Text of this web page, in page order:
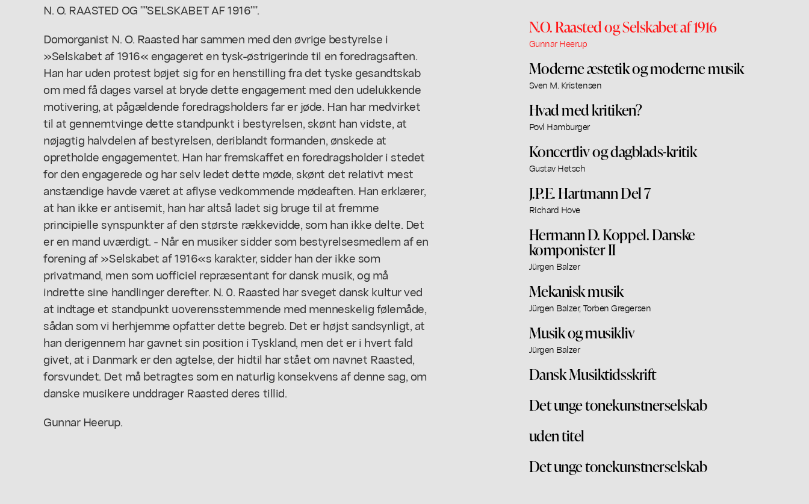
N. O. RAASTED OG ""SELSKABET AF 1916"".
Domorganist N. O. Raasted har sammen med den øvrige bestyrelse i
»Selskabet af 1916« engageret en tysk-østrigerinde til en foredragsaften.
Han har uden protest bøjet sig for en henstilling fra det tyske gesandtskab
om med få dages varsel at bryde dette engagement med den udelukkende
motivering, at pågældende foredragsholders far er jøde. Han har medvirket
til at gennemtvinge dette standpunkt i bestyrelsen, skønt han vidste, at
nøjagtig halvdelen af bestyrelsen, deriblandt formanden, ønskede at
opretholde engagementet. Han har fremskaffet en foredragsholder i stedet
for den engagerede og har selv ledet dette møde, skønt det relativt mest
anstændige havde været at aflyse vedkommende mødeaften. Han erklærer,
at han ikke er antisemit, han har altså ladet sig bruge til at fremme
principielle synspunkter af den største rækkevidde, som han ikke delte. Det
er en mand uværdigt. - Når en musiker sidder som bestyrelsesmedlem af en
forening af »Selskabet af 1916«s karakter, sidder han der ikke som
privatmand, men som uofficiel repræsentant for dansk musik, og må
indrette sine handlinger derefter. N. 0. Raasted har sveget dansk kultur ved
at indtage et standpunkt uoverensstemmende med menneskelig følemåde,
sådan som vi herhjemme opfatter dette begreb. Det er højst sandsynligt, at
han derigennem har gavnet sin position i Tyskland, men det er i hvert fald
givet, at i Danmark er den agtelse, der hidtil har stået om navnet Raasted,
forsvundet. Det må betragtes som en naturlig konsekvens af denne sag, om
danske musikere unddrager Raasted deres tillid.
Gunnar Heerup.
N.O. Raasted og Selskabet af 1916
Gunnar Heerup
Moderne æstetik og moderne musik
Sven M. Kristensen
Hvad med kritiken?
Povl Hamburger
Koncertliv og dagblads-kritik
Gustav Hetsch
J.P.E. Hartmann Del 7
Richard Hove
Hermann D. Koppel. Danske
komponister II
Jürgen Balzer
Mekanisk musik
Jürgen Balzer, Torben Gregersen
Musik og musikliv
Jürgen Balzer
Dansk Musiktidsskrift
Det unge tonekunstnerselskab
uden titel
Det unge tonekunstnerselskab